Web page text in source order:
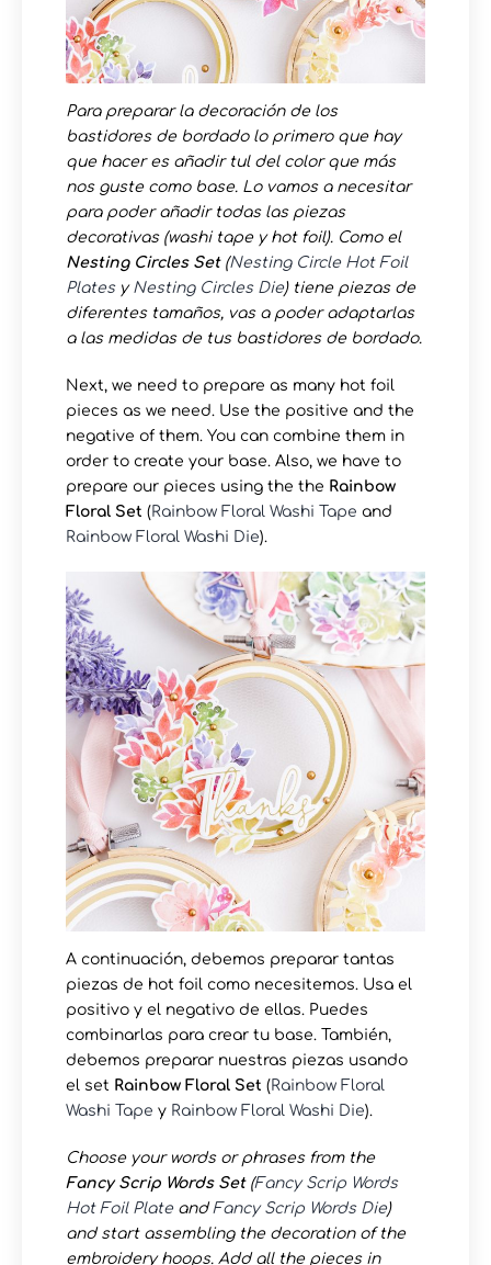
Para preparar la decoración de los
bastidores de bordado lo primero que hay
que hacer es añadir tul del color que más
nos guste como base. Lo vamos a necesitar
para poder añadir todas las piezas
decorativas (washi tape y hot foil). Como el
Nesting Circles Set(Nesting Circle Hot Foil
Platesy Nesting Circles Die) tiene piezas de
diferentes tamaños, vas a poder adaptarlas
a las medidas de tus bastidores de bordado.
Next, we need to prepare as many hot foil
pieces as we need. Use the positive and the
negative of them. You can combine them in
order to create your base. Also, we have to
prepare our pieces using the the Rainbow
Floral Set (Rainbow Floral Washi Tape and
Rainbow Floral Washi Die).
A continuación, debemos preparar tantas
piezas de hot foil como necesitemos. Usa el
positivo y el negativo de ellas. Puedes
combinarlas para crear tu base. También,
debemos preparar nuestras piezas usando
el set Rainbow Floral Set (Rainbow Floral
Washi Tape y Rainbow Floral Washi Die).
Choose your words or phrases from the
Fancy Scrip Words Set(Fancy Scrip Words
Hot Foil Plateand Fancy Scrip Words Die)
and start assembling the decoration of the
embroidery hoops. Add all the pieces in